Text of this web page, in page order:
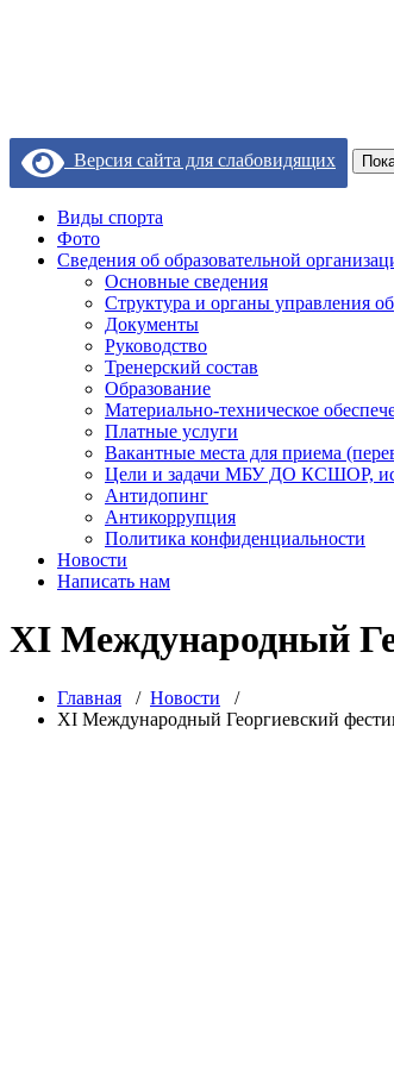
Версия сайта для слабовидящих
Виды спорта
Фото
Сведения об образовательной
Основные сведения
Структура и органы управления
Документы
Руководство
Тренерский состав
Образование
Материально-техническое
Платные услуги
Вакантные места для приема
Цели и задачи МБУ ДО КСШОР,
Антидопинг
Антикоррупция
Политика конфиденциальности
Новости
Написать нам
XI Международный
Главная / Новости /
XI Международный Георгиевский